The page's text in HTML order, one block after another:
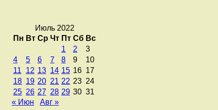
Июль 2022
Пн Вт Ср Чт Пт Сб Вс
1
2
3
4
5 6 7 8 9
10
11
12 13 14 15 16 17
18 19 20 21 22 23 24
25 26 27 28 29 30 31
« Июн
Авг »